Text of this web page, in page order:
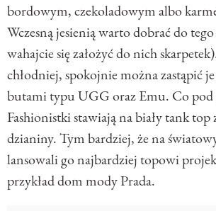
bordowym, czekoladowym albo
Wczesną jesienią warto dobrać do
wahajcie się założyć do nich
chłodniej, spokojnie można zastąpić
butami typu UGG oraz Emu. Co pod
Fashionistki stawiają na biały tank top
dzianiny. Tym bardziej, że na
lansowali go najbardziej topowi
przykład dom mody Prada.